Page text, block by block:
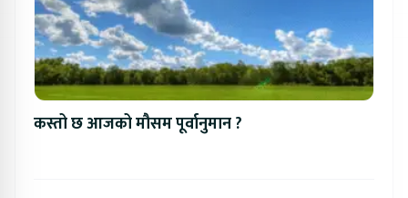
कस्तो छ आजको मौसम पूर्वानुमान ?